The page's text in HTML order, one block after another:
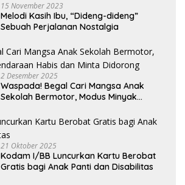
15 November 2023
Melodi Kasih Ibu, “Dideng-dideng”
Sebuah Perjalanan Nostalgia
2 Desember 2025
Waspada! Begal Cari Mangsa Anak
Sekolah Bermotor, Modus Minyak
21 Oktober 2025
Kodam I/BB Luncurkan Kartu Berobat
Gratis bagi Anak Panti dan Disabilitas